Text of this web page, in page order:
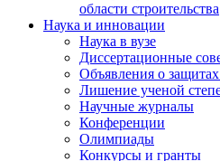
области строительства
Наука и инновации
Наука в вузе
Диссертационные
Объявления о
Лишение ученой
Научные журналы
Конференции
Олимпиады
Конкурсы и гранты